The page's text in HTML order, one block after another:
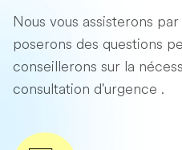
Nous vous assisterons
poserons des questions
conseillerons sur la
consultation d'urgence .